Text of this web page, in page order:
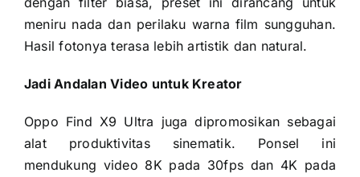
meniru nada dan perilaku warna film sungguhan.
Hasil fotonya terasa lebih artistik dan natural.
Jadi Andalan Video untuk Kreator
Oppo Find X9 Ultra juga dipromosikan sebagai
alat produktivitas sinematik. Ponsel ini
mendukung video 8K pada 30fps dan 4K pada